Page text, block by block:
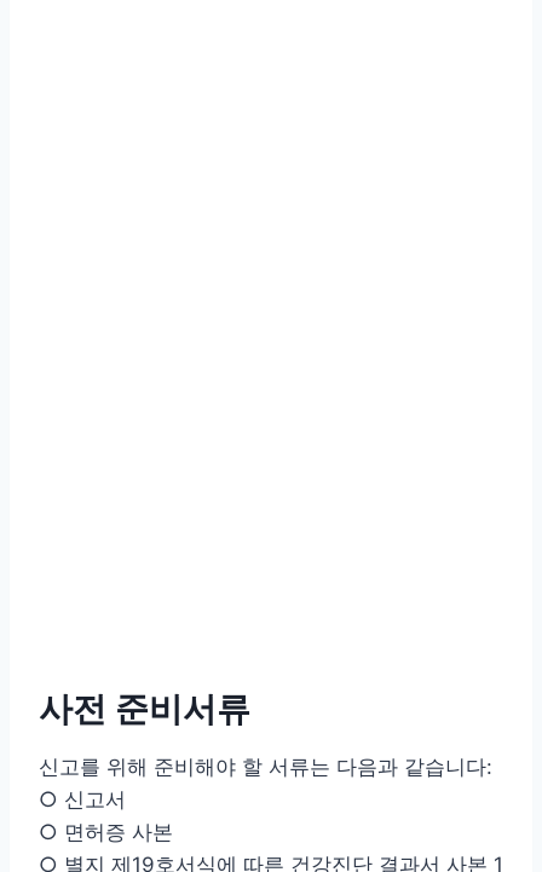
사전 준비서류
신고를 위해 준비해야 할 서류는 다음과 같습니다:
○ 신고서
○ 면허증 사본
○ 별지 제19호서식에 따른 건강진단 결과서 사본 1